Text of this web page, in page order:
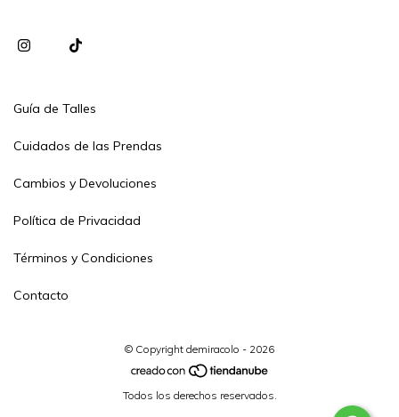
Guía de Talles
Cuidados de las Prendas
Cambios y Devoluciones
Política de Privacidad
Términos y Condiciones
Contacto
© Copyright demiracolo - 2026
Todos los derechos reservados.